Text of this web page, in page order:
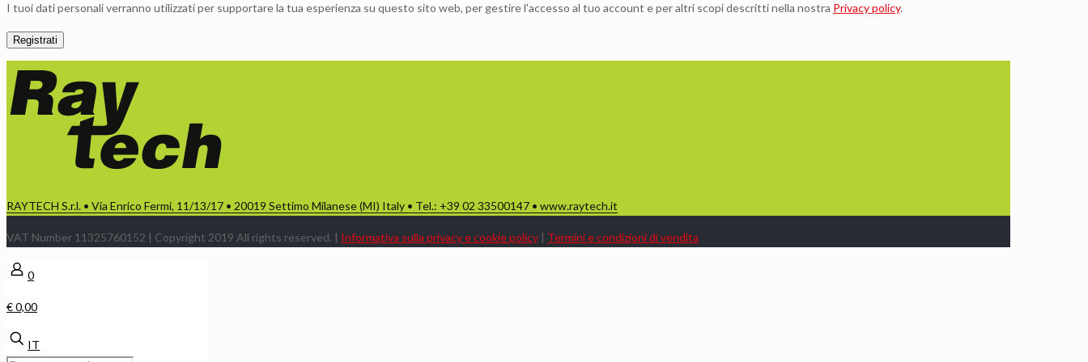
I tuoi dati personali verranno utilizzati per supportare la tua esperienza su questo sito web, per gestire l'accesso al tuo account e per altri scopi descritti nella nostra Privacy policy.
Registrati
RAYTECH S.r.l. • Via Enrico Fermi, 11/13/17 • 20019 Settimo Milanese (MI) Italy • Tel.: +39 02 33500147 • www.raytech.it
VAT Number 11325760152 | Copyright 2019 All rights reserved. | Informativa sulla privacy e cookie policy | Termini e condizioni di vendita
0
€ 0,00
IT